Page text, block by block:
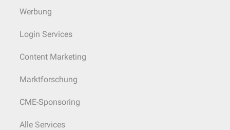
Werbung
Login Services
Content Marketing
Marktforschung
CME-Sponsoring
Alle Services